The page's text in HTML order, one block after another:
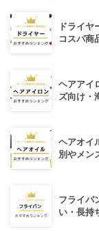
ドライヤ
コスパ商
ヘアアイ
ズ向け・
ヘアオイ
別やメン
フライパ
い・長持